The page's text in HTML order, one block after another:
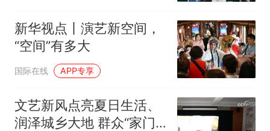
新华视点丨演艺新空间，
“空间”有多大
国际在线 APP专享
文艺新风点亮夏日生活、
润泽城乡大地 群众“家门